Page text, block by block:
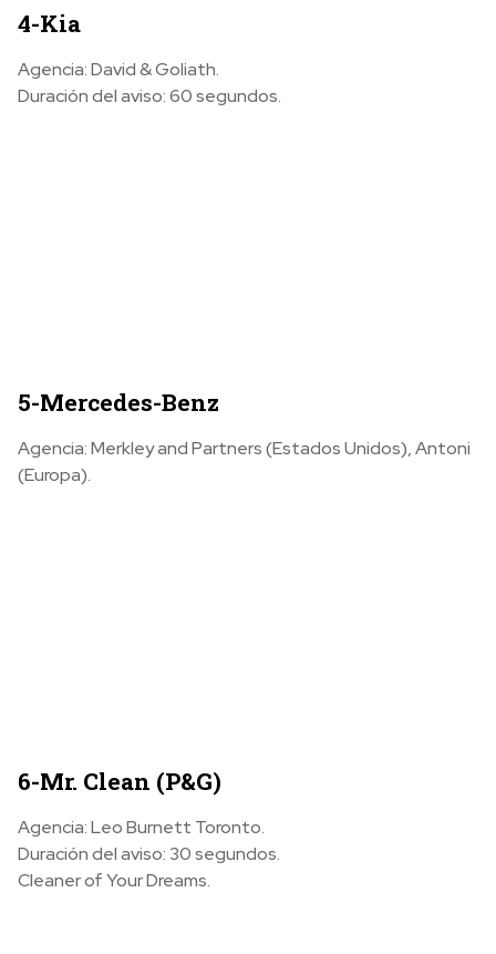
4-Kia
Agencia: David & Goliath.
Duración del aviso: 60 segundos.
5-Mercedes-Benz
Agencia: Merkley and Partners (Estados Unidos), Antoni
(Europa).
6-Mr. Clean (P&G)
Agencia: Leo Burnett Toronto.
Duración del aviso: 30 segundos.
Cleaner of Your Dreams.